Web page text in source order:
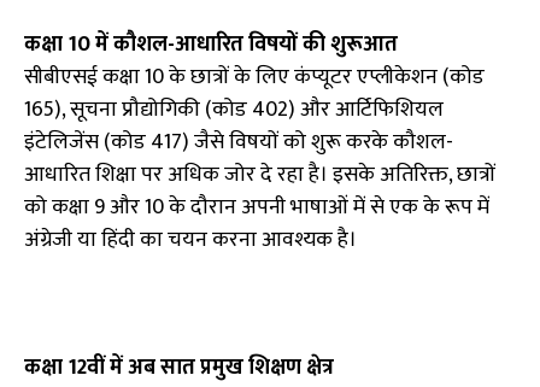
कक्षा 10 में कौशल-आधारित विषयों की शुरूआत
सीबीएसई कक्षा 10 के छात्रों के लिए कंप्यूटर एप्लीकेशन (कोड
165), सूचना प्रौद्योगिकी (कोड 402) और आर्टिफिशियल
इंटेलिजेंस (कोड 417) जैसे विषयों को शुरू करके कौशल-
आधारित शिक्षा पर अधिक जोर दे रहा है। इसके अतिरिक्त, छात्रों
को कक्षा 9 और 10 के दौरान अपनी भाषाओं में से एक के रूप में
अंग्रेजी या हिंदी का चयन करना आवश्यक है।
कक्षा 12वीं में अब सात प्रमुख शिक्षण क्षेत्र